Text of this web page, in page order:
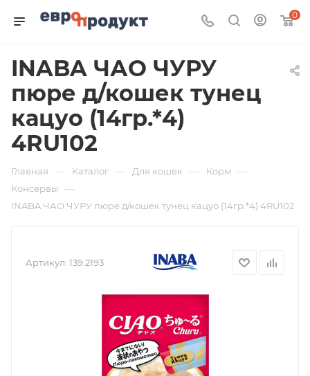
0
INABA ЧАО ЧУРУ
пюре д/кошек тунец
кацуо (14гр.*4)
4RU102
Главная — Каталог — Для кошек — Корм —
Консервы —
INABA ЧАО ЧУРУ пюре д/кошек тунец кацуо (14гр.*4) 4RU102
Артикул: 139.2193